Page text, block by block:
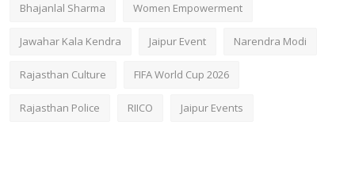
Bhajanlal Sharma Women Empowerment
Jawahar Kala Kendra Jaipur Event Narendra Modi
Rajasthan Culture FIFA World Cup 2026
Rajasthan Police RIICO Jaipur Events